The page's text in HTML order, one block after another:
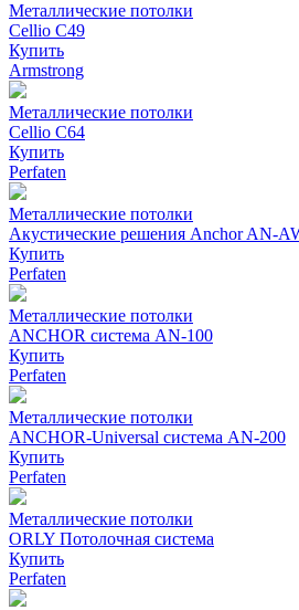
Металлические потолки
Cellio C49
Купить
Armstrong
Металлические потолки
Cellio С64
Купить
Perfaten
Металлические потолки
Акустические решения Anchor AN-
Купить
Perfaten
Металлические потолки
ANCHOR система AN-100
Купить
Perfaten
Металлические потолки
ANCHOR-Universal система AN-200
Купить
Perfaten
Металлические потолки
ORLY Потолочная система
Купить
Perfaten